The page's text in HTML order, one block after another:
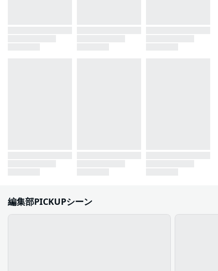
編集部PICKUPシーン